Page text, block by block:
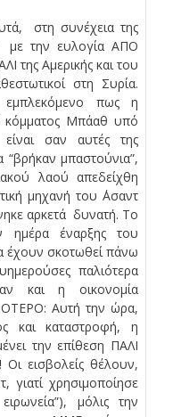
στη συνέχεια της
με την ευλογία ΑΠΟ
της Αμερικής και του
στη Συρία.
πως η
κόμματος Μπάαθ υπό
σαν αυτές της
“βρήκαν μπαστούνια”,
λαού απεδείχθη
μηχανή του ΄Ασαντ
αρκετά δυνατή. Το
έναρξης του
σκοτωθεί πάνω
παλιότερα
και η οικονομία
Αυτή την ώρα,
και καταστροφή, η
την επίθεση ΠΑΛΙ
εισβολείς θέλουν,
γιατί χρησιμοποίησε
μόλις την